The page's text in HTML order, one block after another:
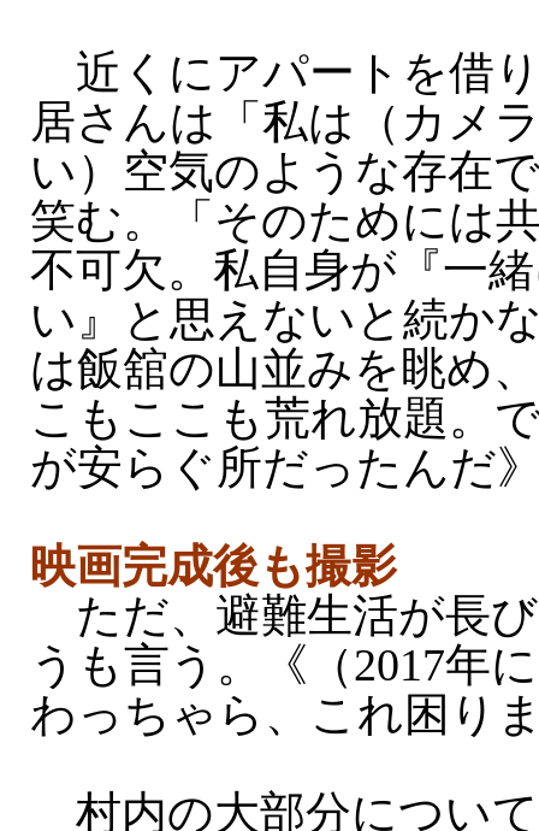
近くにアパートを借
居さんは「私は（カメ
い）空気のような存在
笑む。「そのためには
不可欠。私自身が『一
い』と思えないと続か
は飯舘の山並みを眺め
こもここも荒れ放題。
が安らぐ所だったんだ
映画完成後も撮影
ただ、避難生活が長
うも言う。《（2017年
わっちゃら、これ困り
村内の大部分につい